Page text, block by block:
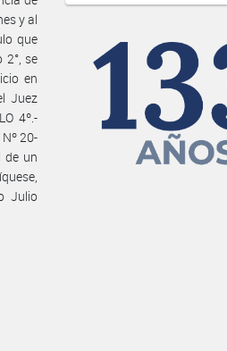
y al
que
2°, se
en
Juez
4º.-
20-
de un
Julio